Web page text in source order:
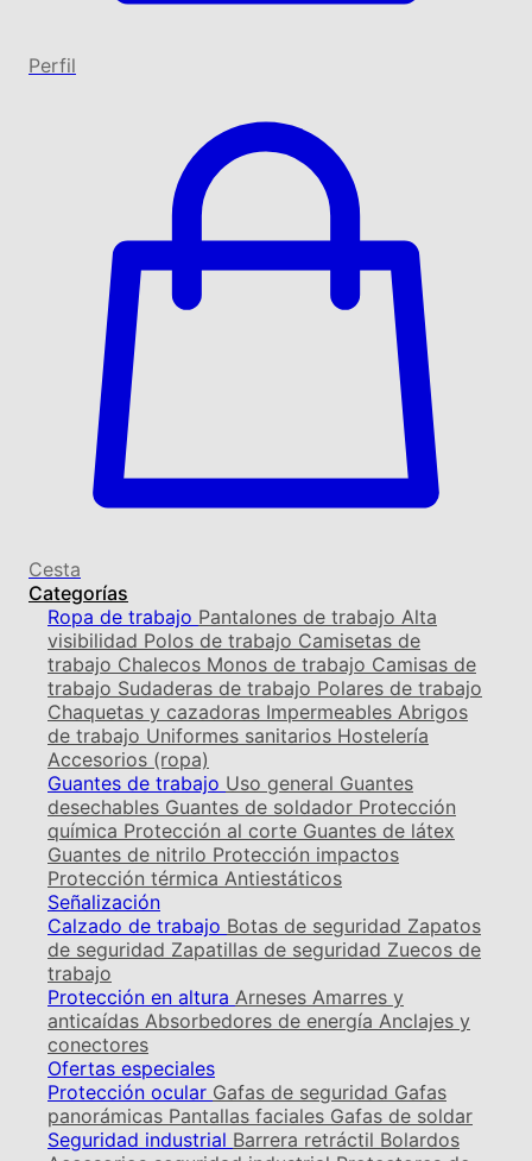
Perfil
Cesta
Categorías
Ropa de trabajo Pantalones de trabajo Alta
visibilidad Polos de trabajo Camisetas de
trabajo Chalecos Monos de trabajo Camisas de
trabajo Sudaderas de trabajo Polares de trabajo
Chaquetas y cazadoras Impermeables Abrigos
de trabajo Uniformes sanitarios Hostelería
Accesorios (ropa)
Guantes de trabajo Uso general Guantes
desechables Guantes de soldador Protección
química Protección al corte Guantes de látex
Guantes de nitrilo Protección impactos
Protección térmica Antiestáticos
Señalización
Calzado de trabajo Botas de seguridad Zapatos
de seguridad Zapatillas de seguridad Zuecos de
trabajo
Protección en altura Arneses Amarres y
anticaídas Absorbedores de energía Anclajes y
conectores
Ofertas especiales
Protección ocular Gafas de seguridad Gafas
panorámicas Pantallas faciales Gafas de soldar
Seguridad industrial Barrera retráctil Bolardos